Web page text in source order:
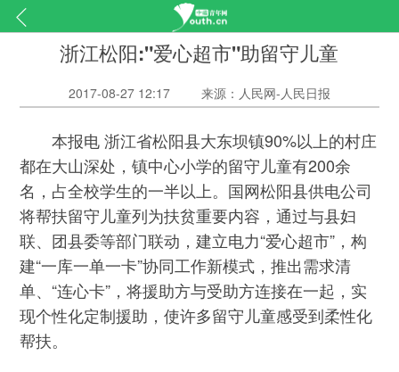
浙江松阳:"爱心超市"助留守儿童
2017-08-27 12:17 来源：人民网-人民日报
本报电 浙江省松阳县大东坝镇90%以上的村庄
都在大山深处，镇中心小学的留守儿童有200余
名，占全校学生的一半以上。国网松阳县供电公司
将帮扶留守儿童列为扶贫重要内容，通过与县妇
联、团县委等部门联动，建立电力“爱心超市”，构
建“一库一单一卡”协同工作新模式，推出需求清
单、“连心卡”，将援助方与受助方连接在一起，实
现个性化定制援助，使许多留守儿童感受到柔性化
帮扶。